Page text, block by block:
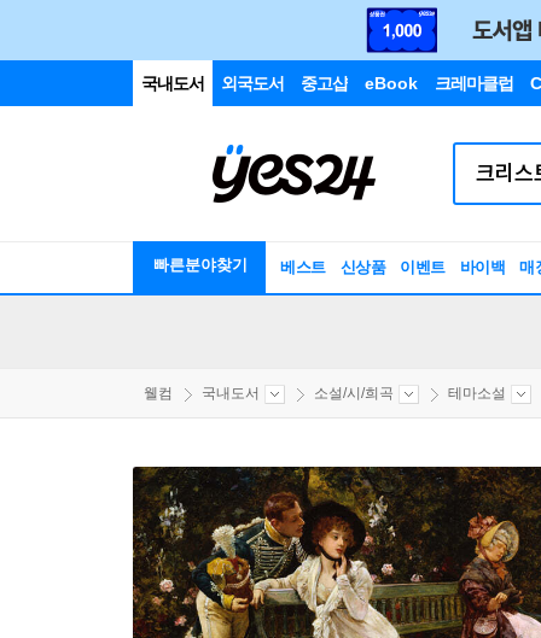
국내도서 외국도서 중고샵 eBook 크레마클럽
빠른분야찾기 베스트 신상품 이벤트 바이백 매
웰컴 국내도서 소설/시/희곡 테마소설